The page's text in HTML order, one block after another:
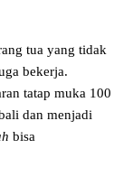
tua yang tidak
bekerja.
tatap muka 100
dan menjadi
bisa